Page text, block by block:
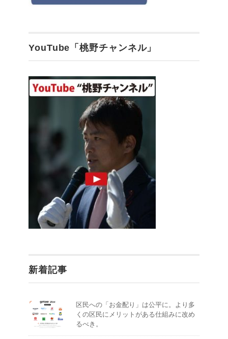
YouTube「桃野チャンネル」
新着記事
区民への「お金配り」は公平に。より多
くの区民にメリットがある仕組みに改め
るべき。